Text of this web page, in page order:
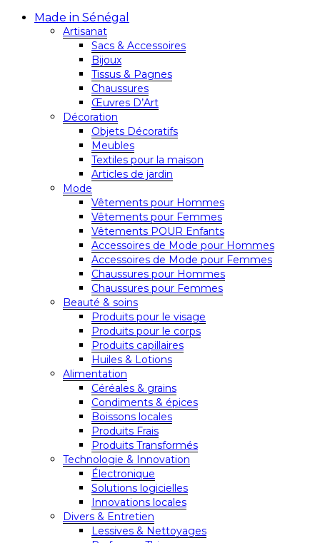
Made in Sénégal
Artisanat
Sacs & Accessoires
Bijoux
Tissus & Pagnes
Chaussures
Œuvres D’Art
Décoration
Objets Décoratifs
Meubles
Textiles pour la maison
Articles de jardin
Mode
Vêtements pour Hommes
Vêtements pour Femmes
Vêtements POUR Enfants
Accessoires de Mode pour Hommes
Accessoires de Mode pour Femmes
Chaussures pour Hommes
Chaussures pour Femmes
Beauté & soins
Produits pour le visage
Produits pour le corps
Produits capillaires
Huiles & Lotions
Alimentation
Céréales & grains
Condiments & épices
Boissons locales
Produits Frais
Produits Transformés
Technologie & Innovation
Électronique
Solutions logicielles
Innovations locales
Divers & Entretien
Lessives & Nettoyages